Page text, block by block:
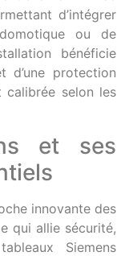
d’intégrer
ou de
bénéficie
d’une protection
calibrée selon les
et ses
innovante des
qui allie sécurité,
Siemens